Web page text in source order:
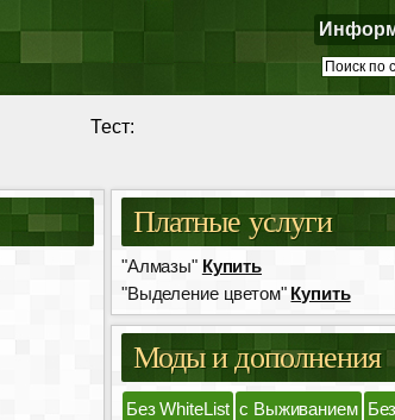
Тест:
Платные услуги
"Алмазы" Купить
"Выделение цветом" Купить
Моды и дополнения
Без WhiteList с Выживанием